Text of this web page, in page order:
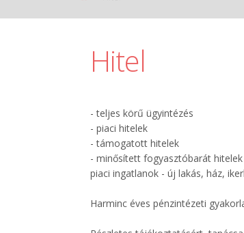
Hitel
- teljes körű ügyintézés
- piaci hitelek
- támogatott hitelek
- minősített fogyasztóbarát hitelek
piaci ingatlanok - új lakás, ház,
Harminc éves pénzintézeti